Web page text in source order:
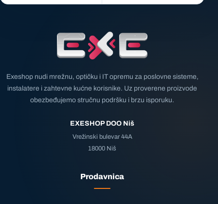
Exeshop nudi mrežnu, optičku i IT opremu za poslovne sisteme,
instalatere i zahtevne kućne korisnike. Uz proverene proizvode
obezbeđujemo stručnu podršku i brzu isporuku.
EXESHOP DOO Niš
Vrežinski bulevar 44A
18000 Niš
Prodavnica